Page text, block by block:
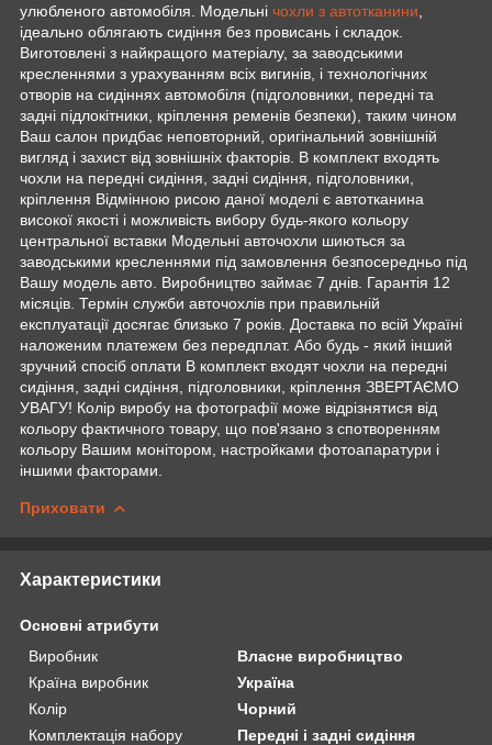
улюбленого автомобіля. Модельні чохли з автотканини
ідеально облягають сидіння без провисань і складок.
Виготовлені з найкращого матеріалу, за заводськими
кресленнями з урахуванням всіх вигинів, і технологічних
отворів на сидіннях автомобіля (підголовники, передні та
задні підлокітники, кріплення ременів безпеки), таким чином
Ваш салон придбає неповторний, оригінальний зовнішній
вигляд і захист від зовнішніх факторів. В комплект входять
чохли на передні сидіння, задні сидіння, підголовники,
кріплення Відмінною рисою даної моделі є автотканина
високої якості і можливість вибору будь-якого кольору
центральної вставки Модельні авточохли шиються за
заводськими кресленнями під замовлення безпосередньо під
Вашу модель авто. Виробництво займає 7 днів. Гарантія 12
місяців. Термін служби авточохлів при правильній
експлуатації досягає близько 7 років. Доставка по всій Україні
наложеним платежем без передплат. Або будь - який інший
зручний спосіб оплати В комплект входят чохли на передні
сидіння, задні сидіння, підголовники, кріплення ЗВЕРТАЄМО
УВАГУ! Колір виробу на фотографії може відрізнятися від
кольору фактичного товару, що пов'язано з спотворенням
кольору Вашим монітором, настройками фотоапаратури і
іншими факторами.
Приховати
Характеристики
Основні атрибути
Виробник
Власне виробництво
Країна виробник
Україна
Колір
Чорний
Комплектація набору
Передні і задні сидіння